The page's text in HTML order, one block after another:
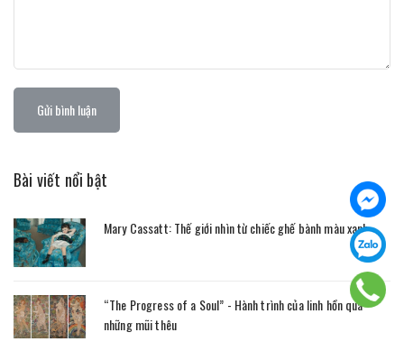
Gửi bình luận
Bài viết nổi bật
Mary Cassatt: Thế giới nhìn từ chiếc ghế bành màu xanh
“The Progress of a Soul” - Hành trình của linh hồn qua
những mũi thêu